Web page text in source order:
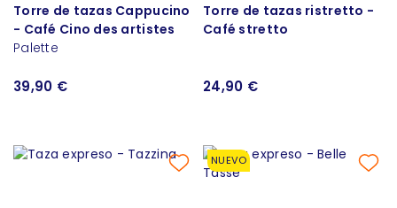
Torre de tazas Cappucino
- Café Cino des artistes
Palette
39,90 €
Torre de tazas ristretto -
Café stretto
24,90 €
NUEVO